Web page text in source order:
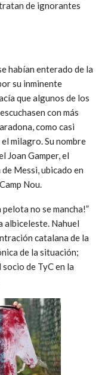
de ignorantes
habían enterado de la
su inminente
que algunos de los
con más
como casi
milagro. Su nombre
Joan Gamper, el
Messi, ubicado en
Nou.
no se mancha!”
albiceleste. Nahuel
catalana de la
de la situación;
de TyC en la